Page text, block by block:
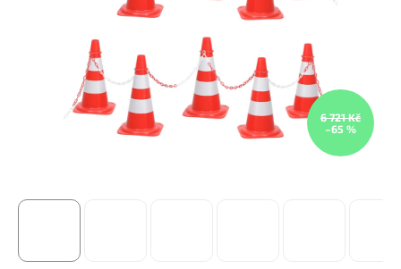
6 721 Kč
–65 %